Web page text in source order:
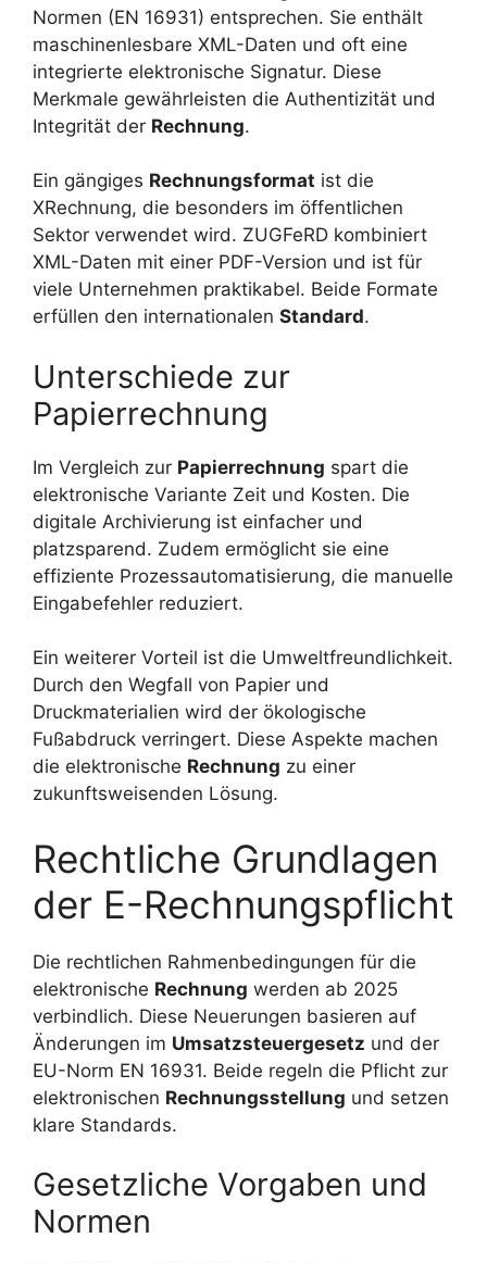
Normen (EN 16931) entsprechen. Sie enthält
maschinenlesbare XML-Daten und oft eine
integrierte elektronische Signatur. Diese
Merkmale gewährleisten die Authentizität und
Integrität der Rechnung.
Ein gängiges Rechnungsformat ist die
XRechnung, die besonders im öffentlichen
Sektor verwendet wird. ZUGFeRD kombiniert
XML-Daten mit einer PDF-Version und ist für
viele Unternehmen praktikabel. Beide Formate
erfüllen den internationalen Standard.
Unterschiede zur
Papierrechnung
Im Vergleich zur Papierrechnung spart die
elektronische Variante Zeit und Kosten. Die
digitale Archivierung ist einfacher und
platzsparend. Zudem ermöglicht sie eine
effiziente Prozessautomatisierung, die manuelle
Eingabefehler reduziert.
Ein weiterer Vorteil ist die Umweltfreundlichkeit.
Durch den Wegfall von Papier und
Druckmaterialien wird der ökologische
Fußabdruck verringert. Diese Aspekte machen
die elektronische Rechnung zu einer
zukunftsweisenden Lösung.
Rechtliche Grundlagen
der E-Rechnungspflicht
Die rechtlichen Rahmenbedingungen für die
elektronische Rechnung werden ab 2025
verbindlich. Diese Neuerungen basieren auf
Änderungen im Umsatzsteuergesetz und der
EU-Norm EN 16931. Beide regeln die Pflicht zur
elektronischen Rechnungsstellung und setzen
klare Standards.
Gesetzliche Vorgaben und
Normen